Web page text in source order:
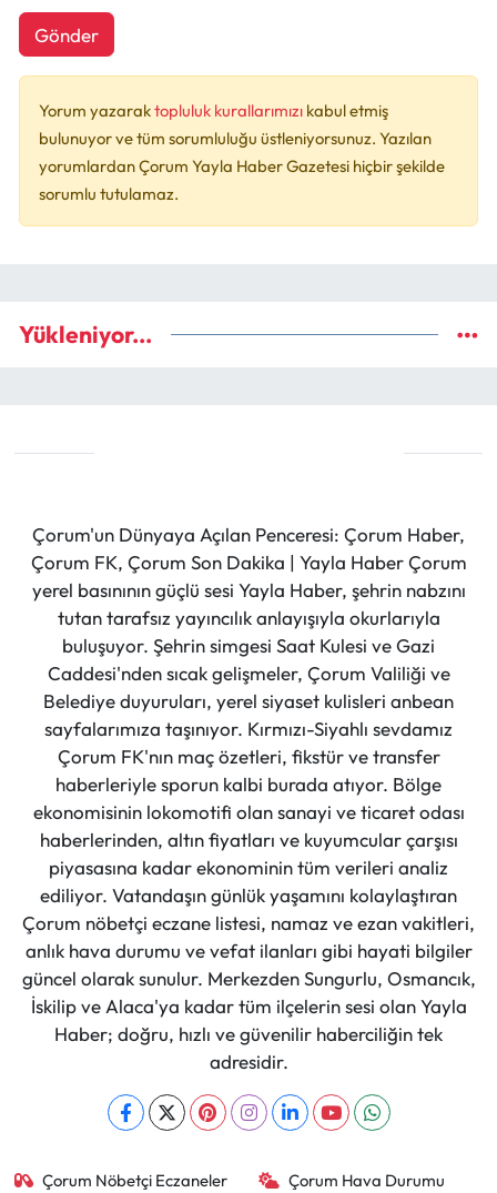
Gönder
Yorum yazaraktopluluk kurallarımızı kabul etmiş
bulunuyor ve tüm sorumluluğu üstleniyorsunuz. Yazılan
yorumlardan Çorum Yayla Haber Gazetesi hiçbir şekilde
sorumlu tutulamaz.
Yükleniyor...
Çorum'un Dünyaya Açılan Penceresi: Çorum Haber,
Çorum FK, Çorum Son Dakika | Yayla Haber Çorum
yerel basınının güçlü sesi Yayla Haber, şehrin nabzını
tutan tarafsız yayıncılık anlayışıyla okurlarıyla
buluşuyor. Şehrin simgesi Saat Kulesi ve Gazi
Caddesi'nden sıcak gelişmeler, Çorum Valiliği ve
Belediye duyuruları, yerel siyaset kulisleri anbean
sayfalarımıza taşınıyor. Kırmızı-Siyahlı sevdamız
Çorum FK'nın maç özetleri, fikstür ve transfer
haberleriyle sporun kalbi burada atıyor. Bölge
ekonomisinin lokomotifi olan sanayi ve ticaret odası
haberlerinden, altın fiyatları ve kuyumcular çarşısı
piyasasına kadar ekonominin tüm verileri analiz
ediliyor. Vatandaşın günlük yaşamını kolaylaştıran
Çorum nöbetçi eczane listesi, namaz ve ezan vakitleri,
anlık hava durumu ve vefat ilanları gibi hayati bilgiler
güncel olarak sunulur. Merkezden Sungurlu, Osmancık,
İskilip ve Alaca'ya kadar tüm ilçelerin sesi olan Yayla
Haber; doğru, hızlı ve güvenilir haberciliğin tek
adresidir.
Çorum Nöbetçi Eczaneler Çorum Hava Durumu